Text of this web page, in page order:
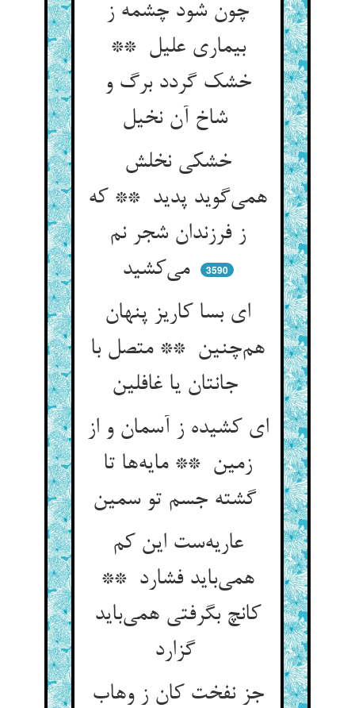
چون شود چشمه ز
بیماری علیل **
خشک گردد برگ و
شاخ آن نخیل
خشکی نخلش
همی‌گوید پدید ** که
ز فرزندان شجر نم
می‌کشید
3590
ای بسا کاریز پنهان
هم‌چنین ** متصل با
جانتان یا غافلین
ای کشیده ز آسمان و از
زمین ** مایه‌ها تا
گشته جسم تو سمین
عاریه‌ست این کم
همی‌باید فشارد **
کانچ بگرفتی همی‌باید
گزارد
جز نفخت کان ز وهاب